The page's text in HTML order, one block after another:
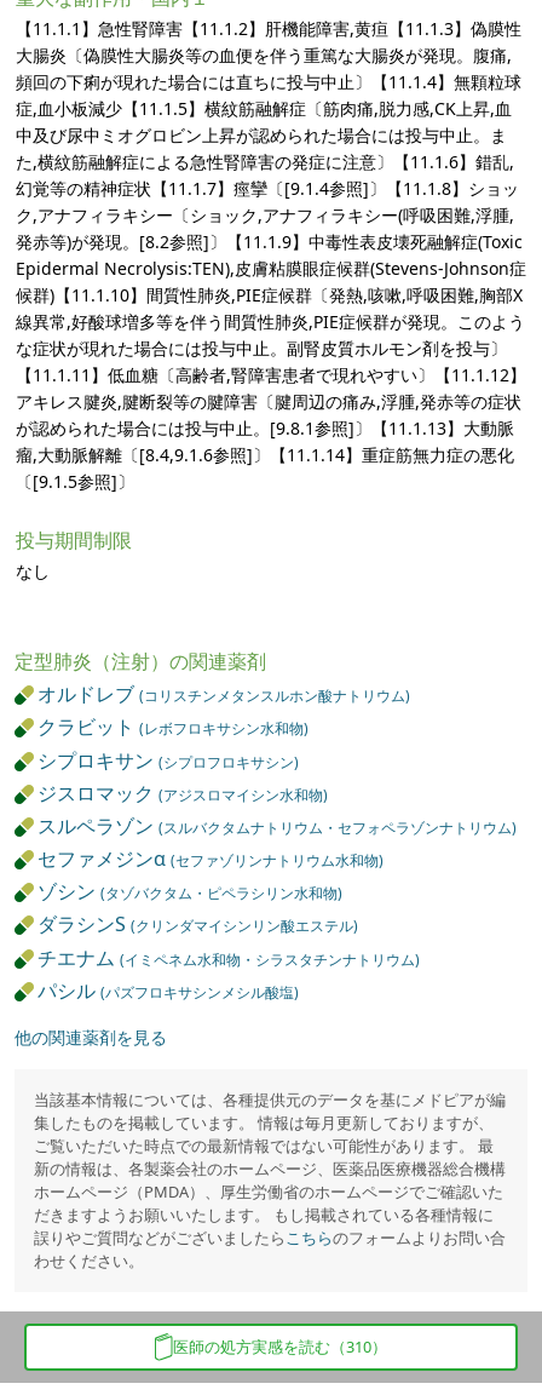
【11.1.1】急性腎障害【11.1.2】肝機能障害,黄疸【11.1.3】偽膜性
大腸炎〔偽膜性大腸炎等の血便を伴う重篤な大腸炎が発現。腹痛,
頻回の下痢が現れた場合には直ちに投与中止〕【11.1.4】無顆粒球
症,血小板減少【11.1.5】横紋筋融解症〔筋肉痛,脱力感,CK上昇,血
中及び尿中ミオグロビン上昇が認められた場合には投与中止。ま
た,横紋筋融解症による急性腎障害の発症に注意〕【11.1.6】錯乱,
幻覚等の精神症状【11.1.7】痙攣〔[9.1.4参照]〕【11.1.8】ショッ
ク,アナフィラキシー〔ショック,アナフィラキシー(呼吸困難,浮腫,
発赤等)が発現。[8.2参照]〕【11.1.9】中毒性表皮壊死融解症(Toxic
Epidermal Necrolysis:TEN),皮膚粘膜眼症候群(Stevens-Johnson症
候群)【11.1.10】間質性肺炎,PIE症候群〔発熱,咳嗽,呼吸困難,胸部X
線異常,好酸球増多等を伴う間質性肺炎,PIE症候群が発現。このよう
な症状が現れた場合には投与中止。副腎皮質ホルモン剤を投与〕
【11.1.11】低血糖〔高齢者,腎障害患者で現れやすい〕【11.1.12】
アキレス腱炎,腱断裂等の腱障害〔腱周辺の痛み,浮腫,発赤等の症状
が認められた場合には投与中止。[9.8.1参照]〕【11.1.13】大動脈
瘤,大動脈解離〔[8.4,9.1.6参照]〕【11.1.14】重症筋無力症の悪化
〔[9.1.5参照]〕
投与期間制限
なし
定型肺炎（注射）の関連薬剤
オルドレブ(コリスチンメタンスルホン酸ナトリウム)
クラビット(レボフロキサシン水和物)
シプロキサン(シプロフロキサシン)
ジスロマック(アジスロマイシン水和物)
スルペラゾン(スルバクタムナトリウム・セフォペラゾンナトリウム)
セファメジンα(セファゾリンナトリウム水和物)
ゾシン(タゾバクタム・ピペラシリン水和物)
ダラシンS(クリンダマイシンリン酸エステル)
チエナム(イミペネム水和物・シラスタチンナトリウム)
パシル(パズフロキサシンメシル酸塩)
他の関連薬剤を見る
当該基本情報については、各種提供元のデータを基にメドピアが編
集したものを掲載しています。 情報は毎月更新しておりますが、
ご覧いただいた時点での最新情報ではない可能性があります。 最
新の情報は、各製薬会社のホームページ、医薬品医療機器総合機構
ホームページ（PMDA）、厚生労働省のホームページでご確認いた
だきますようお願いいたします。 もし掲載されている各種情報に
誤りやご質問などがございましたらこちらのフォームよりお問い合
わせください。
医師の処方実感を読む（310）